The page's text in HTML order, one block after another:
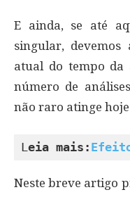
E ainda, se até
singular, devemos
atual do tempo da
número de
não raro atinge
L eia mais:
Neste breve artigo